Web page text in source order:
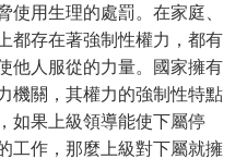
用生理的處罰。在家庭、
都存在著強制性權力，都有
他人服從的力量。國家擁有
機關，其權力的強制性特點
如果上級領導能使下屬停
工作，那麼上級對下屬就擁